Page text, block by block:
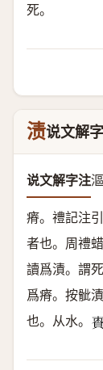
死。
渍说文解字
说文解字注
瘠。禮記注
者也。周禮
讀爲漬。謂
爲瘠。按骴
也。 从水。 𧵩